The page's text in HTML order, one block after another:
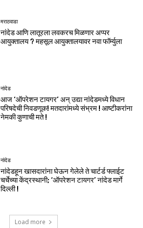
मराठवाडा
नांदेड आणि लातूरला लवकरच मिळणार अप्पर
आयुक्तालय ? महसूल आयुक्तालयावर नवा फॉर्म्युला
नांदेड
आज ‘ऑपरेशन टायगर’ अन् उद्या नांदेडमध्ये विधान
परिषदेची निवडणूक! मतदारांमध्ये संभ्रम ! आष्टीकरांना
नेमकी कुणाची मते !
नांदेड
नांदेडहून खासदारांना घेऊन गेलेले ते चार्टर्ड फ्लाईट
चर्चेच्या केंद्रस्थानी; ‘ऑपरेशन टायगर’ नांदेड मार्गे
दिल्ली !
Load more